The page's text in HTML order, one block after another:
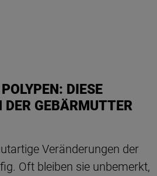
DIESE
DER GEBÄRMUTTER
Veränderungen der
Oft bleiben sie unbemerkt,